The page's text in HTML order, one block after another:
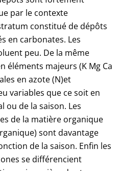
par le contexte
constitué de dépôts
en carbonates. Les
peu. De la même
éléments majeurs (K Mg Ca
en azote (N)et
variables que ce soit en
ou de la saison. Les
de la matière organique
sont davantage
de la saison. Enfin les
se différencient